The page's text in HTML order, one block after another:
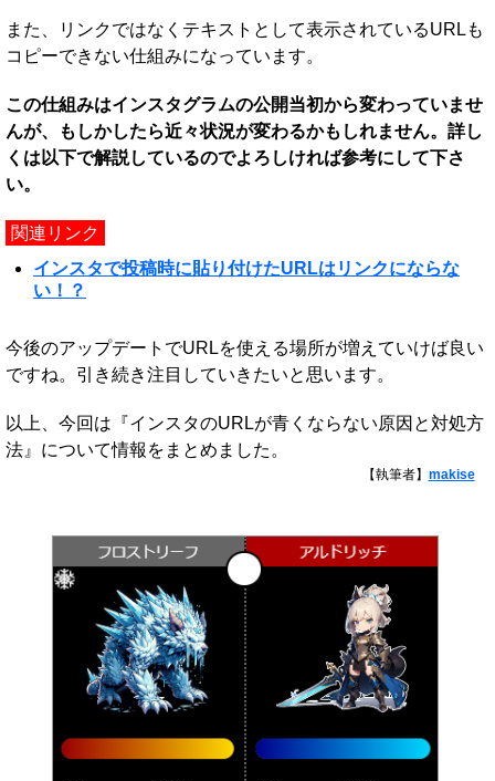
また、リンクではなくテキストとして表示されているURLも
コピーできない仕組みになっています。
この仕組みはインスタグラムの公開当初から変わっていませ
んが、もしかしたら近々状況が変わるかもしれません。詳し
くは以下で解説しているのでよろしければ参考にして下さ
い。
関連リンク
インスタで投稿時に貼り付けたURLはリンクにならな
い！？
今後のアップデートでURLを使える場所が増えていけば良い
ですね。引き続き注目していきたいと思います。
以上、今回は『インスタのURLが青くならない原因と対処方
法』について情報をまとめました。
【執筆者】 makise